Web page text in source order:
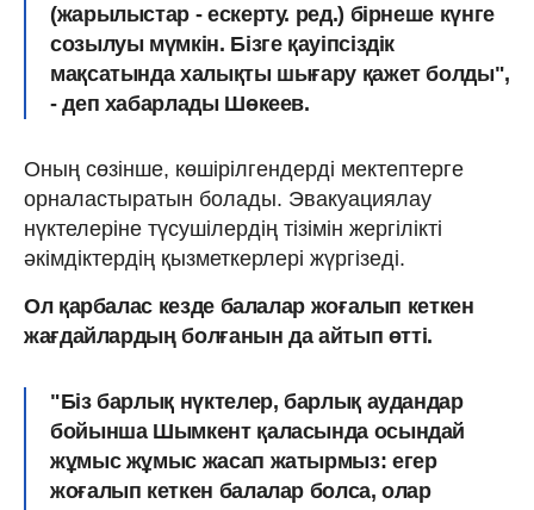
(жарылыстар - ескерту. ред.) бірнеше күнге
созылуы мүмкін. Бізге қауіпсіздік
мақсатында халықты шығару қажет болды",
- деп хабарлады Шөкеев.
Оның сөзінше, көшірілгендерді мектептерге
орналастыратын болады. Эвакуациялау
нүктелеріне түсушілердің тізімін жергілікті
әкімдіктердің қызметкерлері жүргізеді.
Ол қарбалас кезде балалар жоғалып кеткен
жағдайлардың болғанын да айтып өтті.
"Біз барлық нүктелер, барлық аудандар
бойынша Шымкент қаласында осындай
жұмыс жұмыс жасап жатырмыз: егер
жоғалып кеткен балалар болса, олар